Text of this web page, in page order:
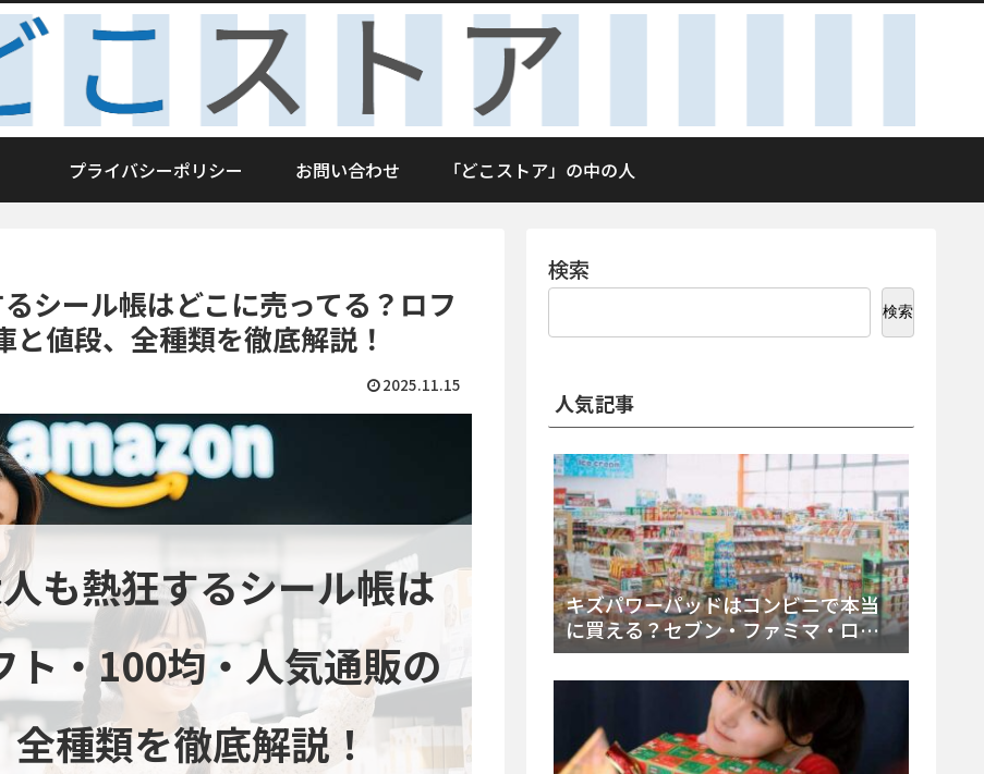
プライバシーポリシー お問い合わせ 「どこストア」の中の人
シール帳はどこに売ってる？ロフ
値段、全種類を徹底解説！
2025.11.15
も熱狂するシール帳は
ト・100均・人気通販の
種類を徹底解説！
検索
検索
人気記事
キズパワーパッドはコンビニで本当
に買える？セブン・ファミマ・ロー
ソン徹底調査＆値段と種類別販売場
所まとめ